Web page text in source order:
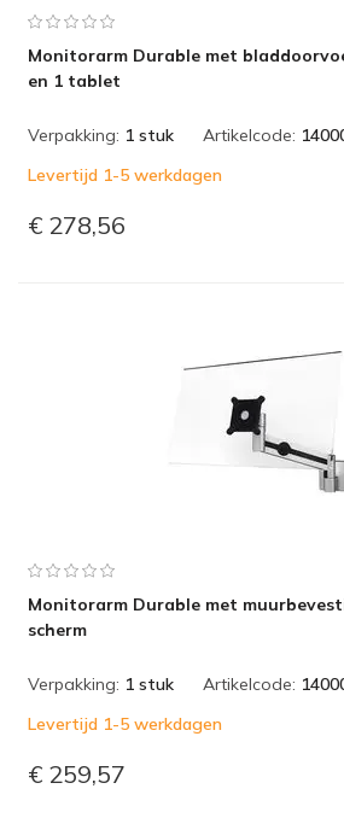
Monitorarm Durable met
en 1 tablet
Verpakking: 1 stuk Artikelcode:
Levertijd 1-5 werkdagen
€ 278,56
Monitorarm Durable met
scherm
Verpakking: 1 stuk Artikelcode:
Levertijd 1-5 werkdagen
€ 259,57